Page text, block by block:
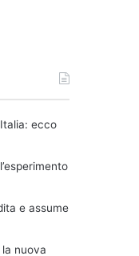
ecco
e assume
nuova